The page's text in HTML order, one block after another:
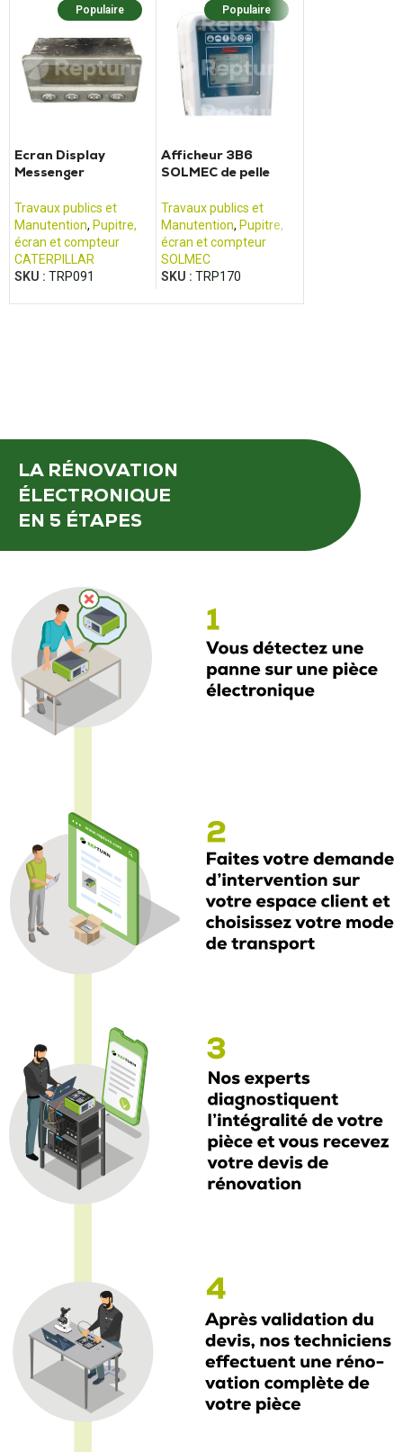
Populaire
Ecran Display
Messenger
CATERPILLAR
Travaux publics et
Manutention, Pupitre,
écran et compteur
CATERPILLAR
SKU : TRP091
Populaire
Afficheur 3B6
SOLMEC de pelle
Travaux publics et
Manutention, Pupitre,
écran et compteur
SOLMEC
SKU : TRP170
LA RÉNOVATION
ÉLECTRONIQUE
EN 5 ÉTAPES